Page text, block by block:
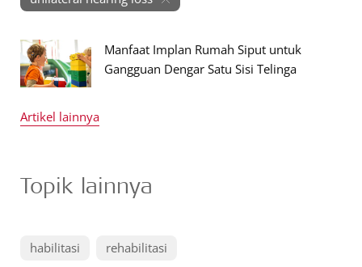
Manfaat Implan Rumah Siput untuk
Gangguan Dengar Satu Sisi Telinga
Artikel lainnya
Topik lainnya
habilitasi
rehabilitasi